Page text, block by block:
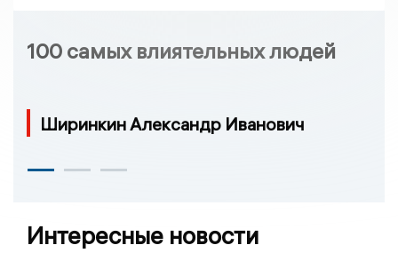
100 самых влиятельных людей
Ширинкин Александр Иванович
Интересные новости